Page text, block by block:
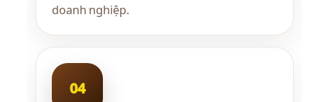
doanh nghiệp.